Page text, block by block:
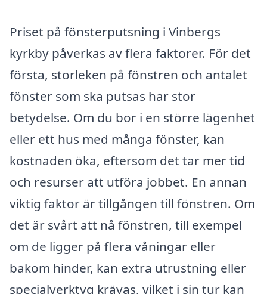
Priset på fönsterputsning i Vinbergs
kyrkby påverkas av flera faktorer. För det
första, storleken på fönstren och antalet
fönster som ska putsas har stor
betydelse. Om du bor i en större lägenhet
eller ett hus med många fönster, kan
kostnaden öka, eftersom det tar mer tid
och resurser att utföra jobbet. En annan
viktig faktor är tillgången till fönstren. Om
det är svårt att nå fönstren, till exempel
om de ligger på flera våningar eller
bakom hinder, kan extra utrustning eller
specialverktyg krävas, vilket i sin tur kan